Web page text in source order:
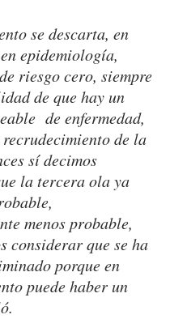
se descarta, en
epidemiología,
riesgo cero, siempre
de que hay un
de enfermedad,
de la
sí decimos
la tercera ola ya
menos probable,
considerar que se ha
porque en
puede haber un